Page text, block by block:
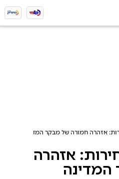
אזהרה חמורה של מבקר המדינה
אזהרה